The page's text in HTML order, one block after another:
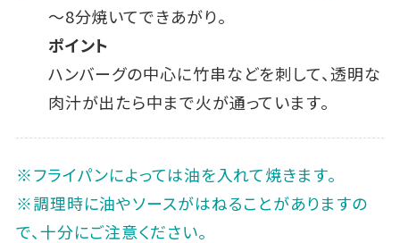
～8分焼いてできあがり。
ポイント
ハンバーグの中心に竹串などを刺して、透明な
肉汁が出たら中まで火が通っています。
※フライパンによっては油を入れて焼きます。
※調理時に油やソースがはねることがありますの
で、十分にご注意ください。